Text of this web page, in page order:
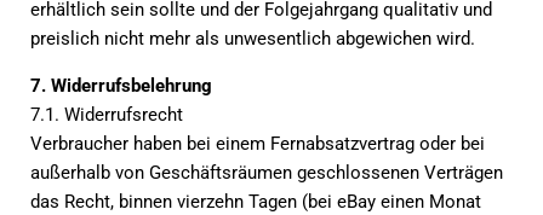
erhältlich sein sollte und der Folgejahrgang qualitativ und
preislich nicht mehr als unwesentlich abgewichen wird.
7. Widerrufsbelehrung
7.1. Widerrufsrecht
Verbraucher haben bei einem Fernabsatzvertrag oder bei
außerhalb von Geschäftsräumen geschlossenen Verträgen
das Recht, binnen vierzehn Tagen (bei eBay einen Monat